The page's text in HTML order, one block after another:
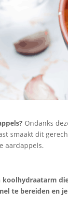
Ondanks
smaakt dit
aardappels.
koolhydraatarm
te bereiden en